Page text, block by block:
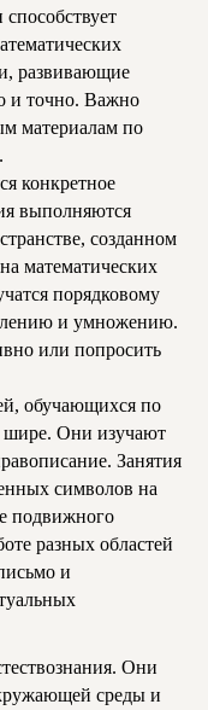
развивающие
и точно. Важно
материалам по
конкретное
выполняются
созданном
математических
порядковому
и умножению.
или попросить
обучающихся по
шире. Они изучают
Занятия
символов на
подвижного
разных областей
и
Они
среды и